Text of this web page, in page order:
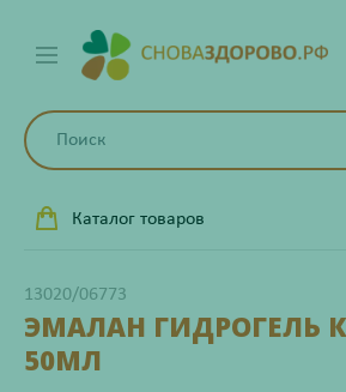
Каталог товаров
13020/06773
ЭМАЛАН ГИДРОГЕЛЬ
50МЛ